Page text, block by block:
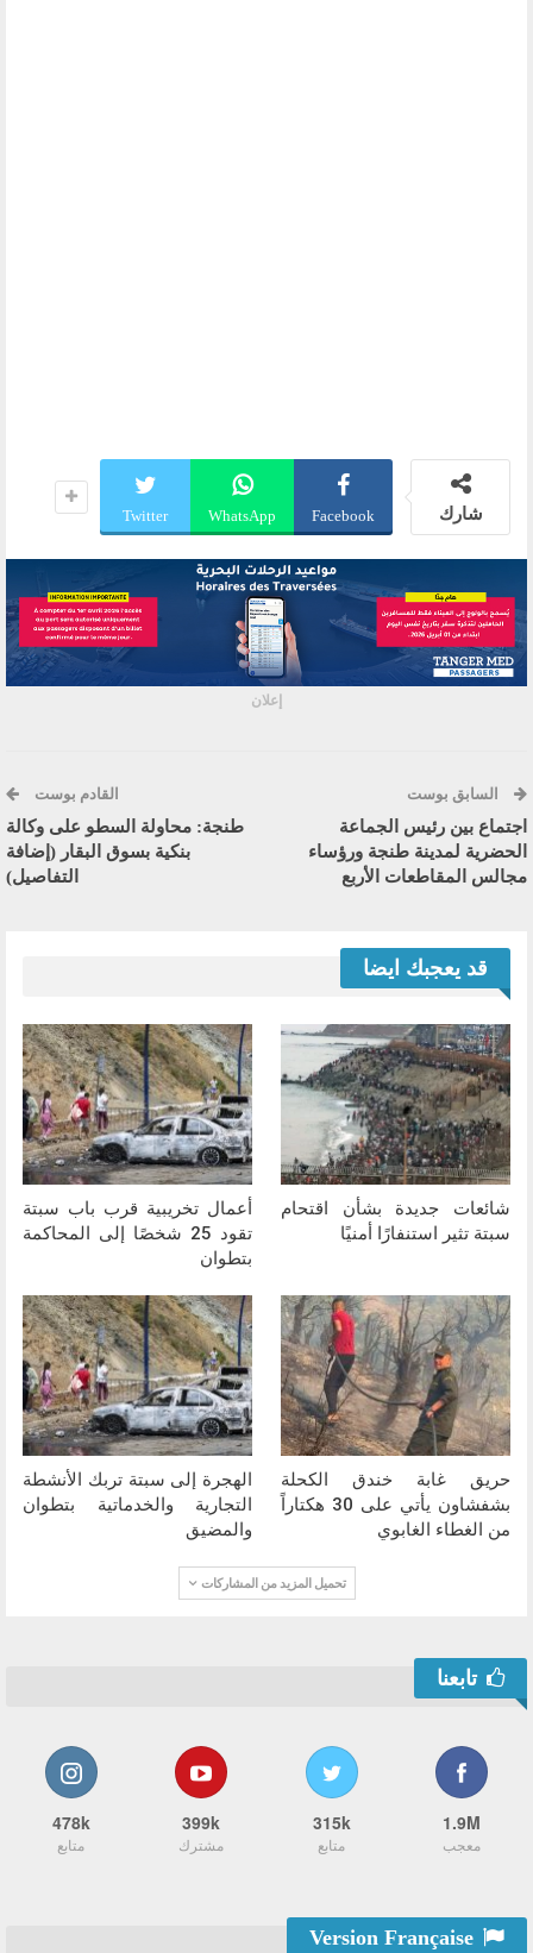
شارك Facebook
WhatsApp
Twitter
إعلان
السابق بوست
اجتماع بين رئيس الجماعة
الحضرية لمدينة طنجة ورؤساء
مجالس المقاطعات الأربع
القادم بوست
طنجة: محاولة السطو على وكالة
بنكية بسوق البقار (إضافة
التفاصيل)
قد يعجبك ايضا
شائعات جديدة بشأن اقتحام
سبتة تثير استنفارًا أمنيًا
أعمال تخريبية قرب باب سبتة
تقود 25 شخصًا إلى المحاكمة
بتطوان
حريق غابة خندق الكحلة
بشفشاون يأتي على 30 هكتاراً
من الغطاء الغابوي
الهجرة إلى سبتة تربك الأنشطة
التجارية والخدماتية بتطوان
والمضيق
تحميل المزيد من المشاركات
تابعنا
1.9M
معجب
315k
متابع
399k
مشترك
478k
متابع